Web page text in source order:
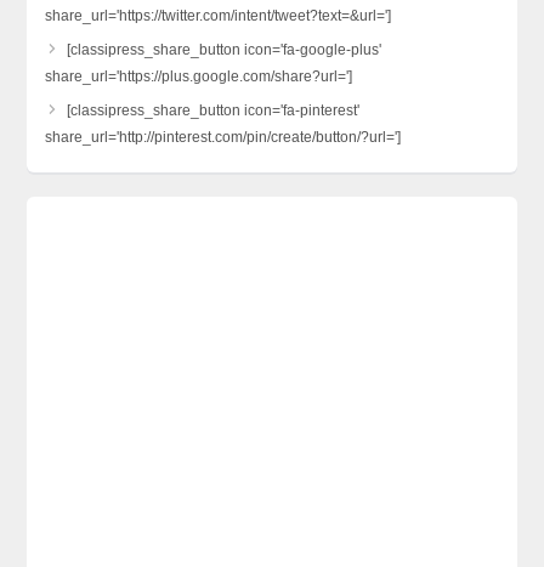
share_url='https://twitter.com/intent/tweet?text=&url=']
[classipress_share_button icon='fa-google-plus'
share_url='https://plus.google.com/share?url=']
[classipress_share_button icon='fa-pinterest'
share_url='http://pinterest.com/pin/create/button/?url=']